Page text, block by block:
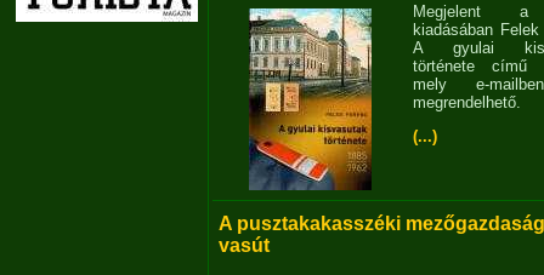
Megjelent
kiadásában
A gyulai
története című
mely e-
megrendelhető.
(...)
A pusztakakasszéki
vasút